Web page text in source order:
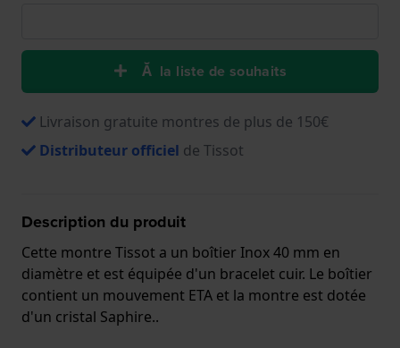
Ă la liste de souhaits
Livraison gratuite montres de plus de 150€
Distributeur officiel de Tissot
Description du produit
Cette montre Tissot a un boîtier Inox 40 mm en
diamètre et est équipée d'un bracelet cuir. Le boîtier
contient un mouvement ETA et la montre est dotée
d'un cristal Saphire..